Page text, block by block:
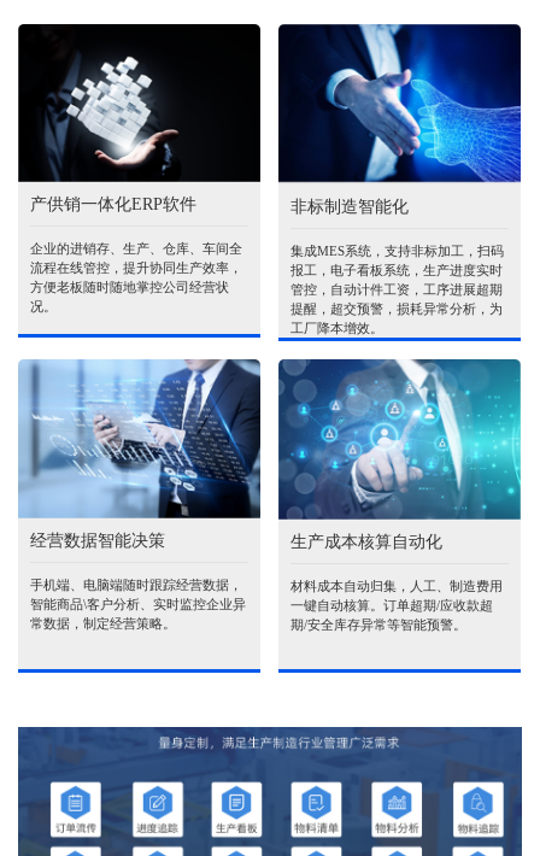
产供销一体化ERP软件
企业的进销存、生产、仓库、车间全
流程在线管控，提升协同生产效率，
方便老板随时随地掌控公司经营状
况。
非标制造智能化
集成MES系统，支持非标加工，扫码
报工，电子看板系统，生产进度实时
管控，自动计件工资，工序进展超期
提醒，超交预警，损耗异常分析，为
工厂降本增效。
经营数据智能决策
手机端、电脑端随时跟踪经营数据，
智能商品\客户分析、实时监控企业异
常数据，制定经营策略。
生产成本核算自动化
材料成本自动归集，人工、制造费用
一键自动核算。订单超期/应收款超
期/安全库存异常等智能预警。